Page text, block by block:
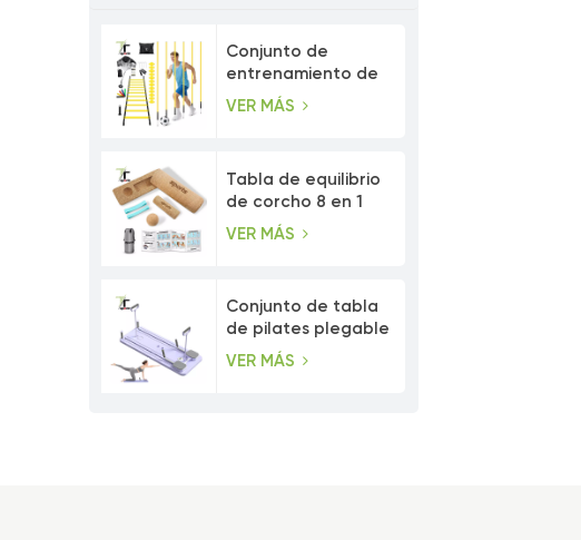
Conjunto de
entrenamiento de
velocidad con
VER MÁS
Tabla de equilibrio
de corcho 8 en 1
con bandas de
VER MÁS
Conjunto de tabla
de pilates plegable
multiusos para
VER MÁS